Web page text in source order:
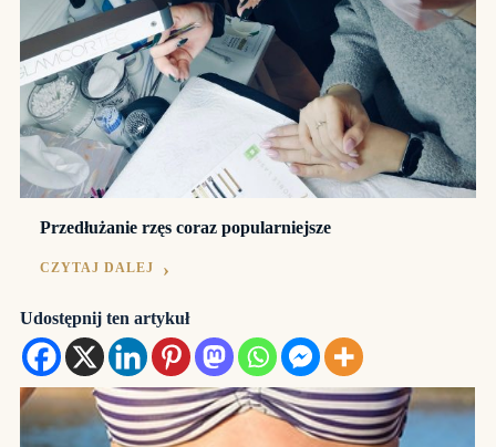
Przedłużanie rzęs coraz popularniejsze
CZYTAJ DALEJ
Udostępnij ten artykuł